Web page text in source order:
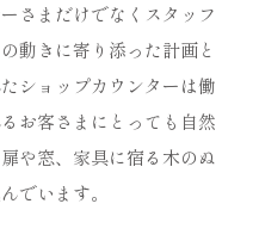
さまだけでなくスタッフ
動きに寄り添った計画と
ショップカウンターは働
お客さまにとっても自然
や窓、家具に宿る木のぬ
でいます。